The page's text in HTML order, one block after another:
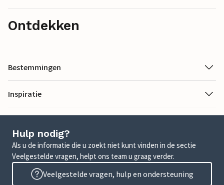
Ontdekken
Bestemmingen
Inspiratie
Hulp nodig?
Als u de informatie die u zoekt niet kunt vinden in de sectie
Veelgestelde vragen, helpt ons team u graag verder.
Veelgestelde vragen, hulp en ondersteuning